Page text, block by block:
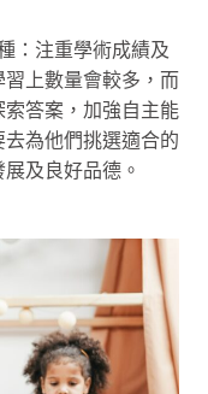
：注重學術成績及
上數量會較多，而
答案，加強自主能
為他們挑選適合的
及良好品德。